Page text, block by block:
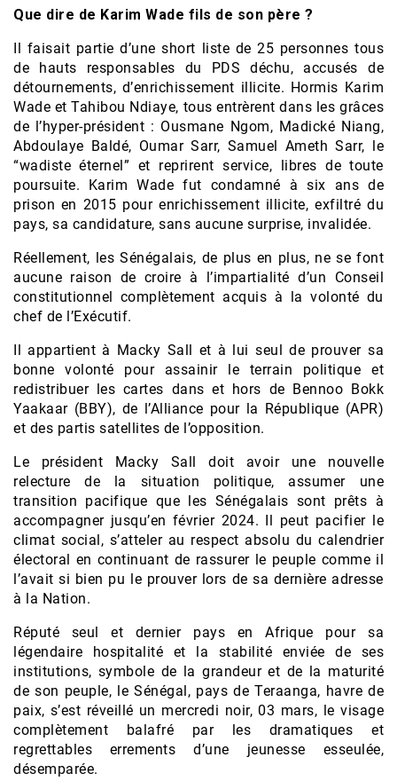
Que dire de Karim Wade fils de son père ?
Il faisait partie d’une short liste de 25 personnes tous
de hauts responsables du PDS déchu, accusés de
détournements, d’enrichissement illicite. Hormis Karim
Wade et Tahibou Ndiaye, tous entrèrent dans les grâces
de l’hyper-président : Ousmane Ngom, Madické Niang,
Abdoulaye Baldé, Oumar Sarr, Samuel Ameth Sarr, le
“wadiste éternel” et reprirent service, libres de toute
poursuite. Karim Wade fut condamné à six ans de
prison en 2015 pour enrichissement illicite, exfiltré du
pays, sa candidature, sans aucune surprise, invalidée.
Réellement, les Sénégalais, de plus en plus, ne se font
aucune raison de croire à l’impartialité d’un Conseil
constitutionnel complètement acquis à la volonté du
chef de l’Exécutif.
Il appartient à Macky Sall et à lui seul de prouver sa
bonne volonté pour assainir le terrain politique et
redistribuer les cartes dans et hors de Bennoo Bokk
Yaakaar (BBY), de l’Alliance pour la République (APR)
et des partis satellites de l’opposition.
Le président Macky Sall doit avoir une nouvelle
relecture de la situation politique, assumer une
transition pacifique que les Sénégalais sont prêts à
accompagner jusqu’en février 2024. Il peut pacifier le
climat social, s’atteler au respect absolu du calendrier
électoral en continuant de rassurer le peuple comme il
l’avait si bien pu le prouver lors de sa dernière adresse
à la Nation.
Réputé seul et dernier pays en Afrique pour sa
légendaire hospitalité et la stabilité enviée de ses
institutions, symbole de la grandeur et de la maturité
de son peuple, le Sénégal, pays de Teraanga, havre de
paix, s’est réveillé un mercredi noir, 03 mars, le visage
complètement balafré par les dramatiques et
regrettables errements d’une jeunesse esseulée,
désemparée.